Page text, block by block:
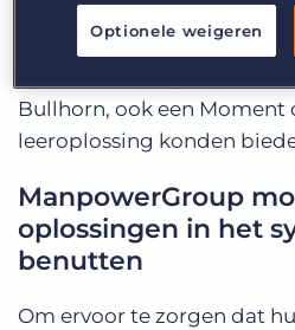
vaardigheden te leren,
ontwikkelingsteam (L&D)
Bullhorn, ook een Moment
leeroplossing konden
ManpowerGroup
oplossingen in het
benutten
Om ervoor te zorgen dat
Optionele weigeren